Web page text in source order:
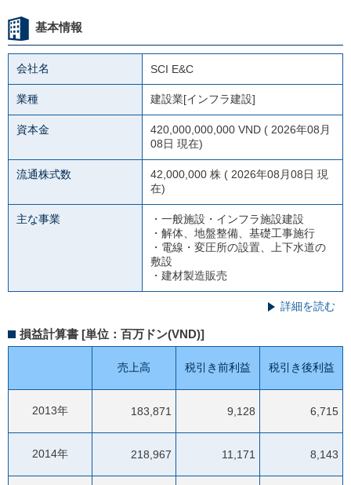
基本情報
会社名 SCI E&C
業種 建設業[インフラ建設]
資本金
420,000,000,000 VND ( 2026年08月
08日 現在)
流通株式数
42,000,000 株 ( 2026年08月08日 現
在)
主な事業
・一般施設・インフラ施設建設
・解体、地盤整備、基礎工事施行
・電線・変圧所の設置、上下水道の
敷設
・建材製造販売
詳細を読む
損益計算書 [単位：百万ドン(VND)]
売上高 税引き前利益 税引き後利益
2013年 183,871 9,128 6,715
2014年 218,967 11,171 8,143